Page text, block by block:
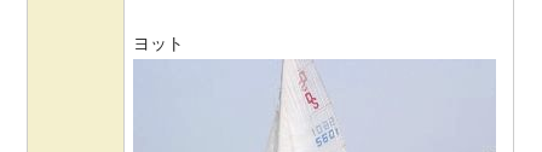
ヨット